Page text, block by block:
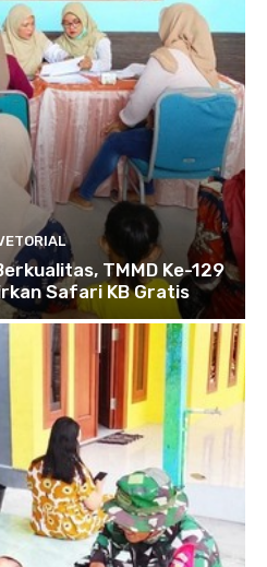
TMMD Ke-129
Safari KB Gratis